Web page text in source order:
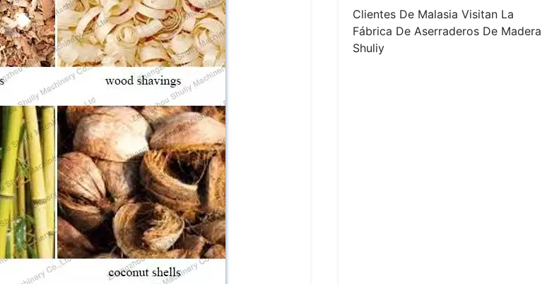
Clientes De Malasia Visitan La
Fábrica De Aserraderos De Madera
Shuliy